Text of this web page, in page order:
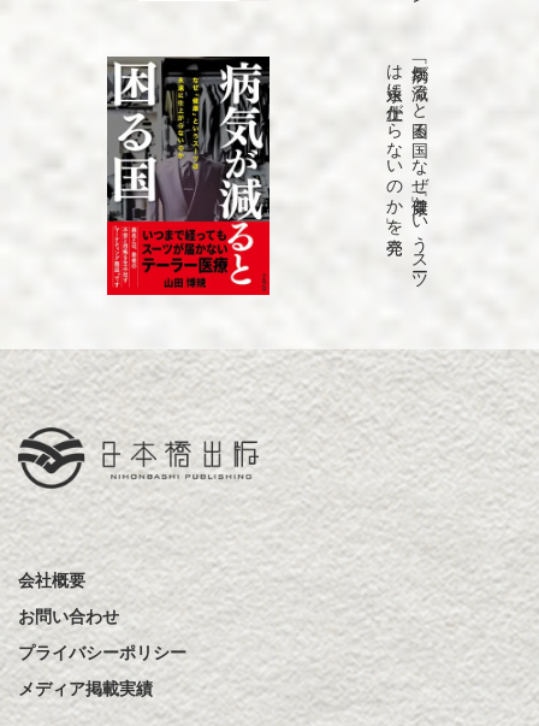
「病気が
減る
と
困る
国
な
ぜ
「健康」と
い
う
ス
ーツ
は
永遠に
仕上が
ら
な
い
の
か
」を
発売
会社概要
お問い合わせ
プライバシーポリシー
メディア掲載実績